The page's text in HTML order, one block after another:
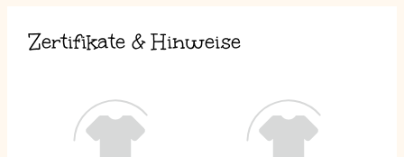
Zertifikate & Hinweise